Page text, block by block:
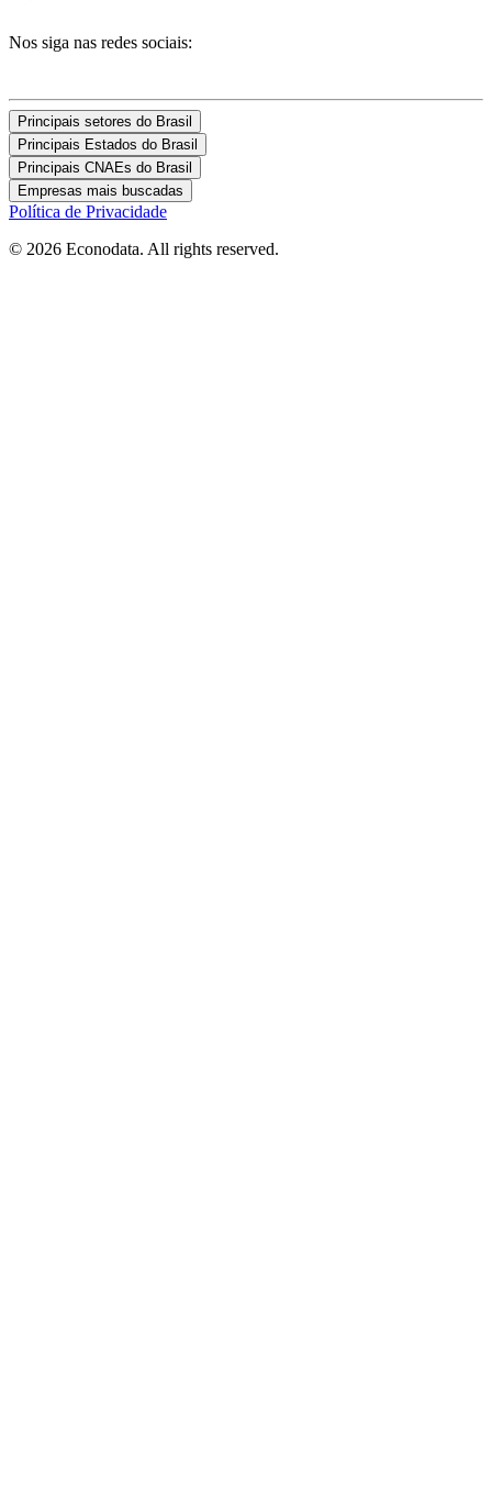
Nos siga nas redes sociais:
Principais setores do Brasil
Principais Estados do Brasil
Principais CNAEs do Brasil
Empresas mais buscadas
Política de Privacidade
© 2026 Econodata. All rights reserved.